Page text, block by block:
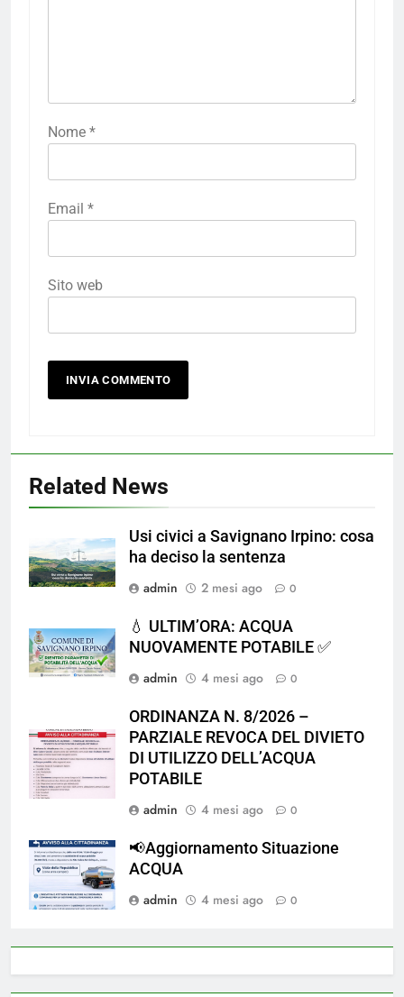
Nome *
Email *
Sito web
Related News
Usi civici a Savignano Irpino: cosa
ha deciso la sentenza
admin
2 mesi ago 0
💧 ULTIM’ORA: ACQUA
NUOVAMENTE POTABILE ✅
admin
4 mesi ago 0
ORDINANZA N. 8/2026 –
PARZIALE REVOCA DEL DIVIETO
DI UTILIZZO DELL’ACQUA
POTABILE
admin
4 mesi ago 0
📢Aggiornamento Situazione
ACQUA
admin
4 mesi ago 0